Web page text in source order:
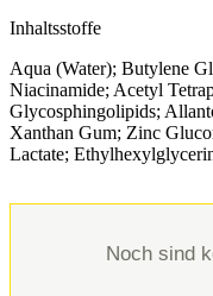
Inhaltsstoffe
Aqua (Water); Butylene
Niacinamide; Acetyl
Glycosphingolipids;
Xanthan Gum; Zinc
Lactate;
Noch sind